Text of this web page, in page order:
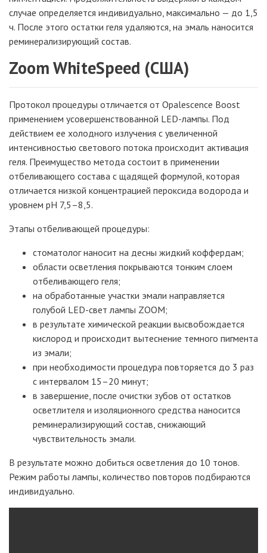
случае определяется индивидуально, максимально — до 1,5
ч. После этого остатки геля удаляются, на эмаль наносится
реминерализирующий состав.
Zoom WhiteSpeed (США)
Протокол процедуры отличается от Opalescence Boost
применением усовершенствованной LED-лампы. Под
действием ее холодного излучения с увеличенной
интенсивностью светового потока происходит активация
геля. Преимущество метода состоит в применении
отбеливающего состава с щадящей формулой, которая
отличается низкой концентрацией пероксида водорода и
уровнем рН 7,5–8,5.
Этапы отбеливающей процедуры:
стоматолог наносит на десны жидкий коффердам;
области осветления покрываются тонким слоем
отбеливающего геля;
на обработанные участки эмали направляется
голубой LED-свет лампы ZOOM;
в результате химической реакции высвобождается
кислород и происходит вытеснение темного пигмента
из эмали;
при необходимости процедура повторяется до 3 раз
с интервалом 15–20 минут;
в завершение, после очистки зубов от остатков
осветлителя и изоляционного средства наносится
реминерализирующий состав, снижающий
чувствительность эмали.
В результате можно добиться осветления до 10 тонов.
Режим работы лампы, количество повторов подбираются
индивидуально.